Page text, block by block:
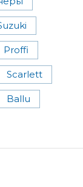
Proffi
Scarlett
Ballu